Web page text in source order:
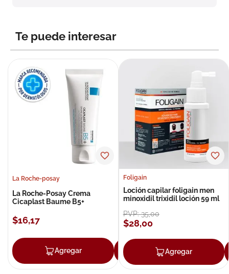
Te puede interesar
La Roche-posay
La Roche-Posay Crema
Cicaplast Baume B5+
$16,17
Agregar Agregar
Foligain
Loción capilar foligain men
minoxidil trixidil loción 59 ml
PVP:35,00
$28,00
Agregar